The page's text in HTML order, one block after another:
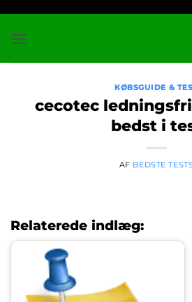
indhold
KØBSGUIDE &
cecotec
bedst i
AF BEDSTE
Relaterede indlæg: